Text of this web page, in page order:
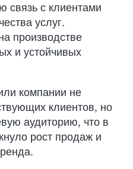
связь с клиентами
услуг.
производстве
и устойчивых
компании не
клиентов, но
аудиторию, что в
рост продаж и